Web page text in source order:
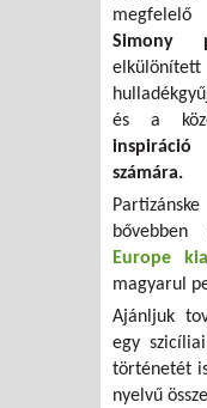
megfelelő
Simony
és a
számára.
Europe
magyarul
Ajánljuk
egy
történetét
nyelvű